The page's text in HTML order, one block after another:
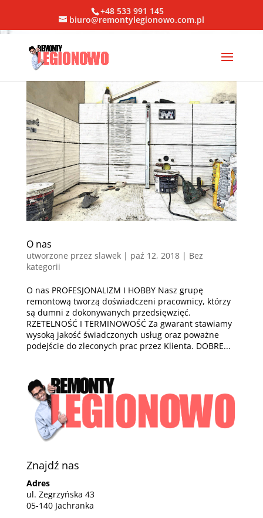
+48 533 991 145
biuro@remontylegionowo.com.pl
O nas
utworzone przez slawek| paź 12, 2018| Bez
kategorii
O nas PROFESJONALIZM I HOBBY Nasz grupę
remontową tworzą doświadczeni pracownicy, którzy
są dumni z dokonywanych przedsięwzięć.
RZETELNOŚĆ I TERMINOWOŚĆ Za gwarant stawiamy
wysoką jakość świadczonych usług oraz poważne
podejście do zleconych prac przez Klienta. DOBRE...
Znajdź nas
Adres
ul. Zegrzyńska 43
05-140 Jachranka